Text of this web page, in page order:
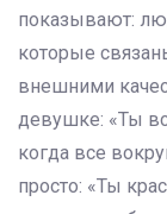
показывают:
которые
внешними
девушке: «Ты
когда все
просто: «Ты